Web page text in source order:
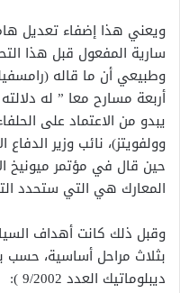
ويعني هذا إضفاء تعديل
سارية المفعول قبل هذا
وطبيعي أن ما قاله
أربعة مسارح معا ” له
يبدو من الاعتماد على
وولفويتز)، نائب وزير
المعارك هي التي ستحدد
وقبل ذلك كانت أهداف
بثلاث مراحل أساسية، حسب
ديبلوماتيك العدد 9/2002 ):